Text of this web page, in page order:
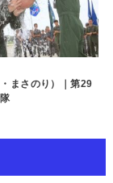
まさのり）｜第29